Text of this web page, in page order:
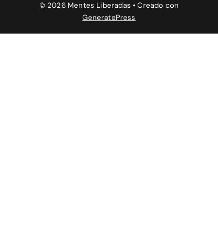
© 2026 Mentes Liberadas • Creado con
GeneratePress